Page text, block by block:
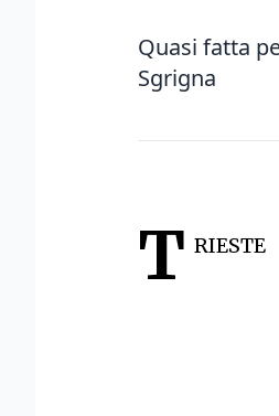
Quasi fatta
Sgrigna
T RIESTE